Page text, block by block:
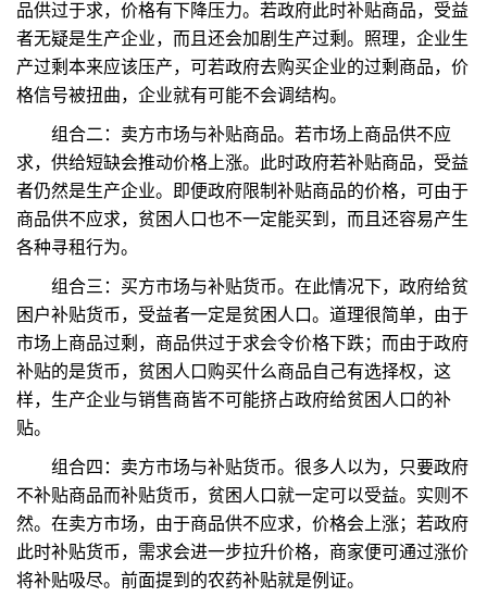
品供过于求，价格有下降压力。若政府此时补贴商品，受益
者无疑是生产企业，而且还会加剧生产过剩。照理，企业生
产过剩本来应该压产，可若政府去购买企业的过剩商品，价
格信号被扭曲，企业就有可能不会调结构。
组合二：卖方市场与补贴商品。若市场上商品供不应
求，供给短缺会推动价格上涨。此时政府若补贴商品，受益
者仍然是生产企业。即便政府限制补贴商品的价格，可由于
商品供不应求，贫困人口也不一定能买到，而且还容易产生
各种寻租行为。
组合三：买方市场与补贴货币。在此情况下，政府给贫
困户补贴货币，受益者一定是贫困人口。道理很简单，由于
市场上商品过剩，商品供过于求会令价格下跌；而由于政府
补贴的是货币，贫困人口购买什么商品自己有选择权，这
样，生产企业与销售商皆不可能挤占政府给贫困人口的补
贴。
组合四：卖方市场与补贴货币。很多人以为，只要政府
不补贴商品而补贴货币，贫困人口就一定可以受益。实则不
然。在卖方市场，由于商品供不应求，价格会上涨；若政府
此时补贴货币，需求会进一步拉升价格，商家便可通过涨价
将补贴吸尽。前面提到的农药补贴就是例证。